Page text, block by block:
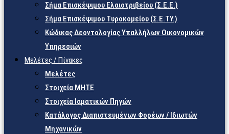
Σήμα Επισκέψιμου Ελαιοτριβείου (Σ.Ε.Ε.)
Σήμα Επισκέψιμου Τυροκομείου (Σ.Ε.TY.)
Κώδικας Δεοντολογίας Υπαλλήλων Οικονομικών
Υπηρεσιών
Μελέτες / Πίνακες
Μελέτες
Στοιχεία ΜΗΤΕ
Στοιχεία Ιαματικών Πηγών
Κατάλογος Διαπιστευμένων Φορέων / Ιδιωτών
Μηχανικών